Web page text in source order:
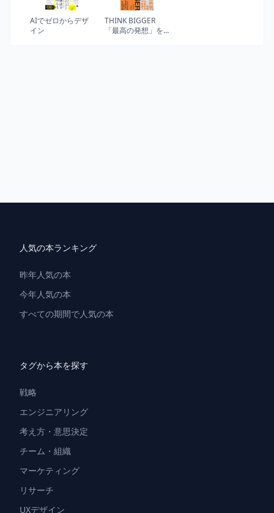
AIでゼロからデザ
イン
THINK BIGGER
「最高の発想」を
人気の本ランキング
昨年人気の本
今年人気の本
すべての期間で人気の本
タグから本を探す
戦略
エンジニアリング
考え方・意思決定
チーム・組織
マーケティング
リサーチ
UXデザイン